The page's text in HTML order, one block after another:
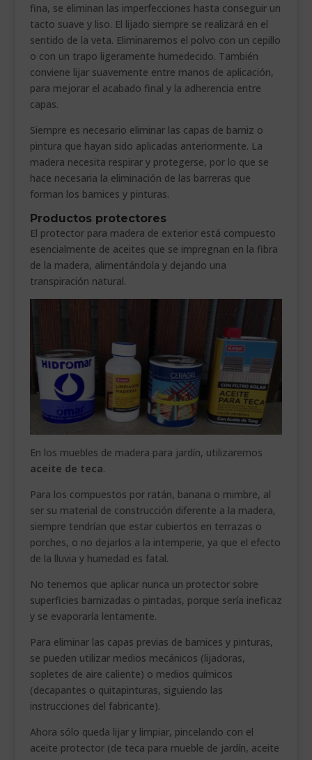
fina, se eliminan las imperfecciones hasta conseguir un
tacto suave y liso. El lijado siempre se realizará en el
sentido de la veta. Eliminaremos el polvo con un cepillo
o con un trapo ligeramente humedecido. También
conviene lijar suavemente entre manos de aplicación,
para mejorar el acabado final y la adherencia entre
capas.
Siempre es necesario eliminar las capas de barniz o
pintura que hayan sido aplicadas anteriormente. La
madera necesita respirar y protegerse, por lo que se
hace necesaria la eliminación de las barreras que
forman los barnices y pinturas.
Productos protectores
El protector para madera de exterior está compuesto
esencialmente de aceites que se impregnan en la fibra
de la madera, alimentándola y dejando una
transpiración natural.
En los muebles de madera para jardín, utilizaremos
aceite de teca.
Para los compuestos por ratán, banana o mimbre, al
ser su material de construcción diferente a la madera,
siempre tendrían que estar cubiertos en terrazas o
porches, o no dejarlos a la intemperie, ya que el efecto
de la lluvia y humedad es fatal.
No tenemos que aplicar nunca un protector sobre
superficies barnizadas o pintadas, porque sería ineficaz
y se evaporaría lentamente.
Para eliminar las capas previas de barnices y pinturas,
se pueden utilizar medios mecánicos (lijadoras,
sopletes de aire caliente) o medios químicos
(decapantes o quitapinturas, siguiendo las
instrucciones del fabricante).
Ahora sólo queda lijar y limpiar, pincelando con el
aceite protector (de teca para mueble de jardín, aceite